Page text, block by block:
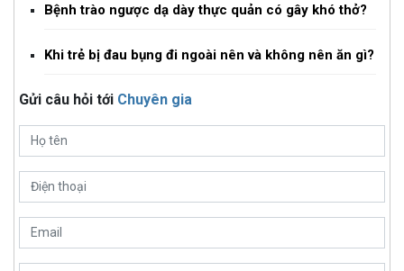
Bệnh trào ngược dạ dày thực quản có gây khó thở?
Khi trẻ bị đau bụng đi ngoài nên và không nên ăn gì?
Gửi câu hỏi tới Chuyên gia